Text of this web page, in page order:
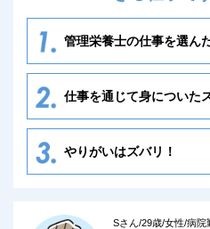
管理栄養士の仕事を選ん
仕事を通じて身についた
やりがいはズバリ！
Sさん/29歳/女性/病院